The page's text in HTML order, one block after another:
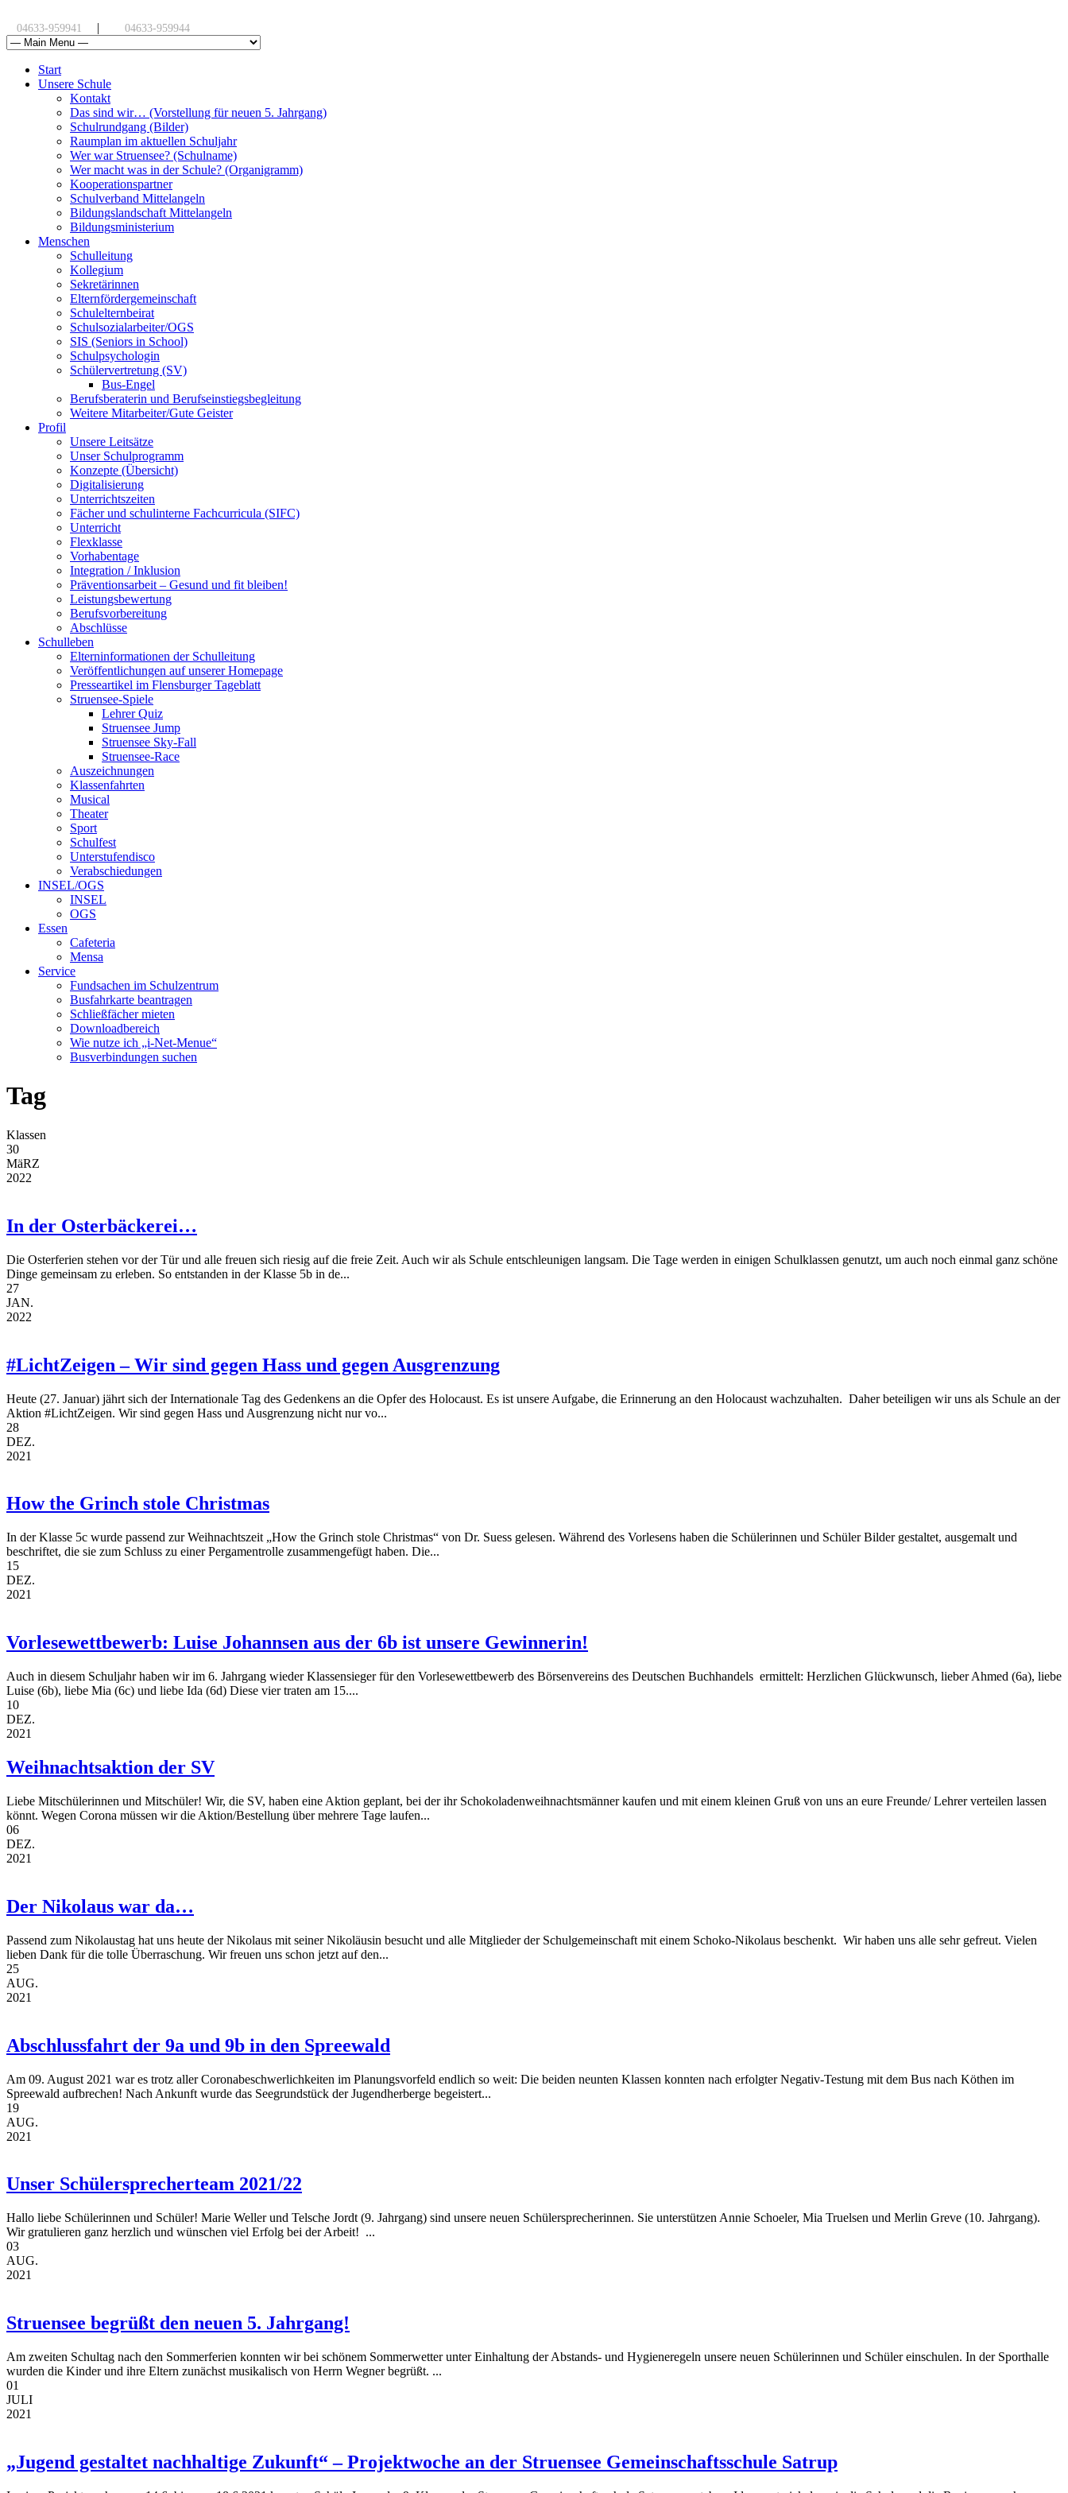
04633-959941 | 04633-959944
Start
Unsere Schule
Kontakt
Das sind wir… (Vorstellung für neuen 5. Jahrgang)
Schulrundgang (Bilder)
Raumplan im aktuellen Schuljahr
Wer war Struensee? (Schulname)
Wer macht was in der Schule? (Organigramm)
Kooperationspartner
Schulverband Mittelangeln
Bildungslandschaft Mittelangeln
Bildungsministerium
Menschen
Schulleitung
Kollegium
Sekretärinnen
Elternfördergemeinschaft
Schulelternbeirat
Schulsozialarbeiter/OGS
SIS (Seniors in School)
Schulpsychologin
Schülervertretung (SV)
Bus-Engel
Berufsberaterin und Berufseinstiegsbegleitung
Weitere Mitarbeiter/Gute Geister
Profil
Unsere Leitsätze
Unser Schulprogramm
Konzepte (Übersicht)
Digitalisierung
Unterrichtszeiten
Fächer und schulinterne Fachcurricula (SIFC)
Unterricht
Flexklasse
Vorhabentage
Integration / Inklusion
Präventionsarbeit – Gesund und fit bleiben!
Leistungsbewertung
Berufsvorbereitung
Abschlüsse
Schulleben
Elterninformationen der Schulleitung
Veröffentlichungen auf unserer Homepage
Presseartikel im Flensburger Tageblatt
Struensee-Spiele
Lehrer Quiz
Struensee Jump
Struensee Sky-Fall
Struensee-Race
Auszeichnungen
Klassenfahrten
Musical
Theater
Sport
Schulfest
Unterstufendisco
Verabschiedungen
INSEL/OGS
INSEL
OGS
Essen
Cafeteria
Mensa
Service
Fundsachen im Schulzentrum
Busfahrkarte beantragen
Schließfächer mieten
Downloadbereich
Wie nutze ich „i-Net-Menue“
Busverbindungen suchen
Tag
Klassen
30
MäRZ
2022
In der Osterbäckerei…
Die Osterferien stehen vor der Tür und alle freuen sich riesig auf die freie Zeit. Auch wir als Schule entschleunigen langsam. Die Tage werden in einigen Schulklassen genutzt, um auch noch einmal ganz schöne
Dinge gemeinsam zu erleben. So entstanden in der Klasse 5b in de...
27
JAN.
2022
#LichtZeigen – Wir sind gegen Hass und gegen Ausgrenzung
Heute (27. Januar) jährt sich der Internationale Tag des Gedenkens an die Opfer des Holocaust. Es ist unsere Aufgabe, die Erinnerung an den Holocaust wachzuhalten. Daher beteiligen wir uns als Schule an der
Aktion #LichtZeigen. Wir sind gegen Hass und Ausgrenzung nicht nur vo...
28
DEZ.
2021
How the Grinch stole Christmas
In der Klasse 5c wurde passend zur Weihnachtszeit „How the Grinch stole Christmas“ von Dr. Suess gelesen. Während des Vorlesens haben die Schülerinnen und Schüler Bilder gestaltet, ausgemalt und
beschriftet, die sie zum Schluss zu einer Pergamentrolle zusammengefügt haben. Die...
15
DEZ.
2021
Vorlesewettbewerb: Luise Johannsen aus der 6b ist unsere Gewinnerin!
Auch in diesem Schuljahr haben wir im 6. Jahrgang wieder Klassensieger für den Vorlesewettbewerb des Börsenvereins des Deutschen Buchhandels ermittelt: Herzlichen Glückwunsch, lieber Ahmed (6a), liebe
Luise (6b), liebe Mia (6c) und liebe Ida (6d) Diese vier traten am 15....
10
DEZ.
2021
Weihnachtsaktion der SV
Liebe Mitschülerinnen und Mitschüler! Wir, die SV, haben eine Aktion geplant, bei der ihr Schokoladenweihnachtsmänner kaufen und mit einem kleinen Gruß von uns an eure Freunde/ Lehrer verteilen lassen
könnt. Wegen Corona müssen wir die Aktion/Bestellung über mehrere Tage laufen...
06
DEZ.
2021
Der Nikolaus war da…
Passend zum Nikolaustag hat uns heute der Nikolaus mit seiner Nikoläusin besucht und alle Mitglieder der Schulgemeinschaft mit einem Schoko-Nikolaus beschenkt. Wir haben uns alle sehr gefreut. Vielen
lieben Dank für die tolle Überraschung. Wir freuen uns schon jetzt auf den...
25
AUG.
2021
Abschlussfahrt der 9a und 9b in den Spreewald
Am 09. August 2021 war es trotz aller Coronabeschwerlichkeiten im Planungsvorfeld endlich so weit: Die beiden neunten Klassen konnten nach erfolgter Negativ-Testung mit dem Bus nach Köthen im
Spreewald aufbrechen! Nach Ankunft wurde das Seegrundstück der Jugendherberge begeistert...
19
AUG.
2021
Unser Schülersprecherteam 2021/22
Hallo liebe Schülerinnen und Schüler! Marie Weller und Telsche Jordt (9. Jahrgang) sind unsere neuen Schülersprecherinnen. Sie unterstützen Annie Schoeler, Mia Truelsen und Merlin Greve (10. Jahrgang).
Wir gratulieren ganz herzlich und wünschen viel Erfolg bei der Arbeit! ...
03
AUG.
2021
Struensee begrüßt den neuen 5. Jahrgang!
Am zweiten Schultag nach den Sommerferien konnten wir bei schönem Sommerwetter unter Einhaltung der Abstands- und Hygieneregeln unsere neuen Schülerinnen und Schüler einschulen. In der Sporthalle
wurden die Kinder und ihre Eltern zunächst musikalisch von Herrn Wegner begrüßt. ...
01
JULI
2021
„Jugend gestaltet nachhaltige Zukunft“ – Projektwoche an der Struensee Gemeinschaftsschule Satrup